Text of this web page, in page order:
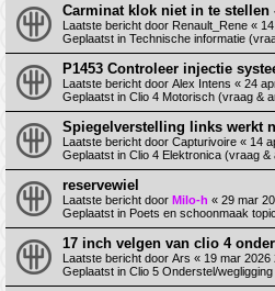
Carminat klok niet in te stellen
Laatste bericht door Renault_Rene «
Geplaatst in Technische informatie
P1453 Controleer injectie
Laatste bericht door Alex Intens « 24
Geplaatst in Clio 4 Motorisch (vraag &
Spiegelverstelling links werkt
Laatste bericht door Capturivoire « 14
Geplaatst in Clio 4 Elektronica (vraag &
reservewiel
Laatste bericht door Milo-h « 29 mar
Geplaatst in Poets en schoonmaak
17 inch velgen van clio 4
Laatste bericht door Ars « 19 mar 2026
Geplaatst in Clio 5 Onderstel/